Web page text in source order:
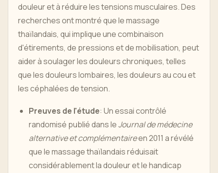
douleur et à réduire les tensions musculaires. Des
recherches ont montré que le massage
thaïlandais, qui implique une combinaison
d'étirements, de pressions et de mobilisation, peut
aider à soulager les douleurs chroniques, telles
que les douleurs lombaires, les douleurs au cou et
les céphalées de tension.
Preuves de l'étude: Un essai contrôlé
randomisé publié dans leJournal de médecine
alternative et complémentaireen 2011 a révélé
que le massage thaïlandais réduisait
considérablement la douleur et le handicap